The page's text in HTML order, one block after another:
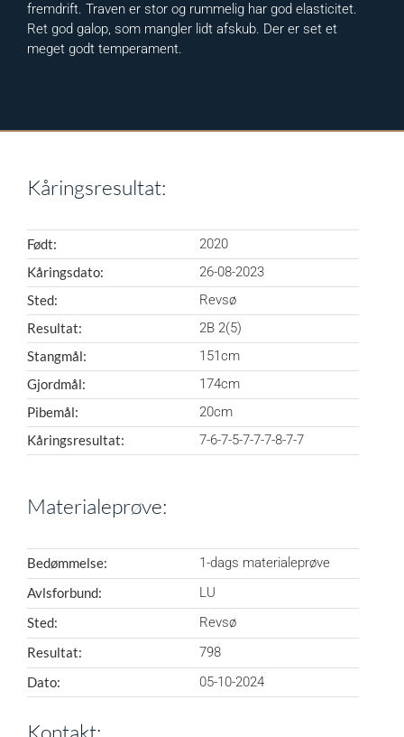
fremdrift. Traven er stor og rummelig har god elasticitet.
Ret god galop, som mangler lidt afskub. Der er set et
meget godt temperament.
Kåringsresultat:
Født:
2020
Kåringsdato:
26-08-2023
Sted:
Revsø
Resultat:
2B 2(5)
Stangmål:
151cm
Gjordmål:
174cm
Pibemål:
20cm
Kåringsresultat:
7-6-7-5-7-7-7-8-7-7
Materialeprøve:
Bedømmelse:
1-dags materialeprøve
Avlsforbund:
LU
Sted:
Revsø
Resultat:
798
Dato:
05-10-2024
Kontakt: